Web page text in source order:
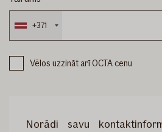
+371
Vēlos uzzināt arī OCTA cenu
Norādi savu